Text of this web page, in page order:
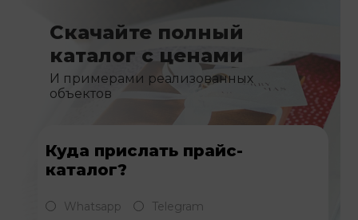
Скачайте полный
каталог с ценами
И примерами реализованных
объектов
Куда прислать прайс-
каталог?
Whatsapp Telegram